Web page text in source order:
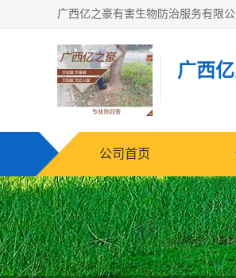
广西
公司首页